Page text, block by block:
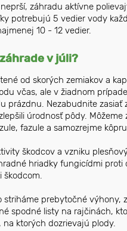
záhradu aktívne
potrebujú 5 vedier vody
10 - 12 vedier.
v júli?
od skorých zemiakov a
včas, ale v žiadnom prípade
prázdnu. Nezabudnite zasiať
úrodnosť pôdy. Môžeme
fazule a samozrejme
škodcov a vzniku
hriadky fungicídmi proti
škodcom.
striháme prebytočné výhony,
spodné listy na rajčinách,
na ktorých dozrievajú plody.